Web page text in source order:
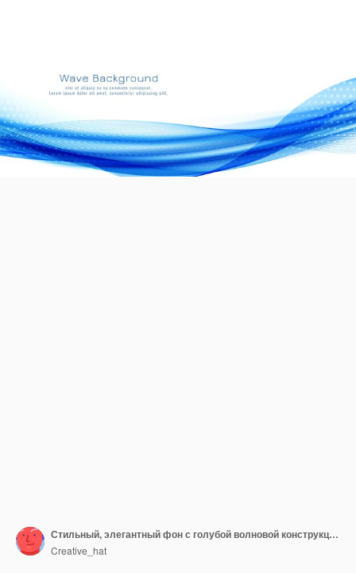
Стильный, элегантный фон с голубой волновой конструкцией
Creative_hat